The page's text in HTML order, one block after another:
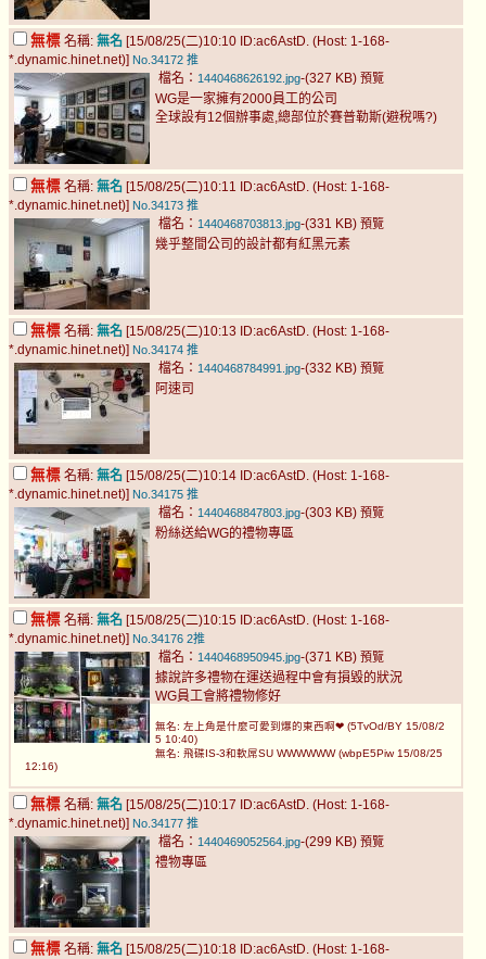
無標 名稱: 無名 [15/08/25(二)10:10 ID:ac6AstD. (Host: 1-168-
*.dynamic.hinet.net)] No.34172 推
檔名： 1440468626192.jpg-(327 KB) 預覽
WG是一家擁有2000員工的公司
全球設有12個辦事處,總部位於賽普勒斯(避稅嗎?)
無標 名稱: 無名 [15/08/25(二)10:11 ID:ac6AstD. (Host: 1-168-
*.dynamic.hinet.net)] No.34173 推
檔名： 1440468703813.jpg-(331 KB) 預覽
幾乎整間公司的設計都有紅黑元素
無標 名稱: 無名 [15/08/25(二)10:13 ID:ac6AstD. (Host: 1-168-
*.dynamic.hinet.net)] No.34174 推
檔名： 1440468784991.jpg-(332 KB) 預覽
阿速司
無標 名稱: 無名 [15/08/25(二)10:14 ID:ac6AstD. (Host: 1-168-
*.dynamic.hinet.net)] No.34175 推
檔名： 1440468847803.jpg-(303 KB) 預覽
粉絲送給WG的禮物專區
無標 名稱: 無名 [15/08/25(二)10:15 ID:ac6AstD. (Host: 1-168-
*.dynamic.hinet.net)] No.34176 2推
檔名： 1440468950945.jpg-(371 KB) 預覽
據說許多禮物在運送過程中會有損毀的狀況
WG員工會將禮物修好
無名: 左上角是什麼可愛到爆的東西啊❤ (5TvOd/BY 15/08/2
5 10:40)
無名: 飛碟IS-3和軟屌SU WWWWWW (wbpE5Piw 15/08/25
12:16)
無標 名稱: 無名 [15/08/25(二)10:17 ID:ac6AstD. (Host: 1-168-
*.dynamic.hinet.net)] No.34177 推
檔名： 1440469052564.jpg-(299 KB) 預覽
禮物專區
無標 名稱: 無名 [15/08/25(二)10:18 ID:ac6AstD. (Host: 1-168-